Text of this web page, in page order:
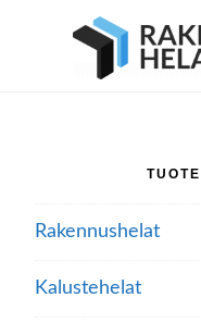
pääsisältöön
ensisijaiseen
alatunnisteeseen
sivupalkki
Rakennushelat
Kalustehelat